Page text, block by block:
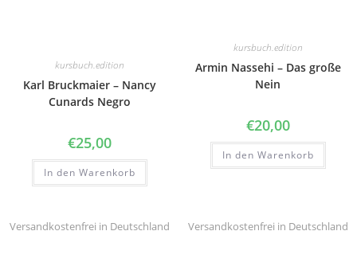
kursbuch.edition
Karl Bruckmaier – Nancy
Cunards Negro
€25,00
In den Warenkorb
kursbuch.edition
Armin Nassehi – Das große
Nein
€20,00
In den Warenkorb
Versandkostenfrei in Deutschland Versandkostenfrei in Deutschland